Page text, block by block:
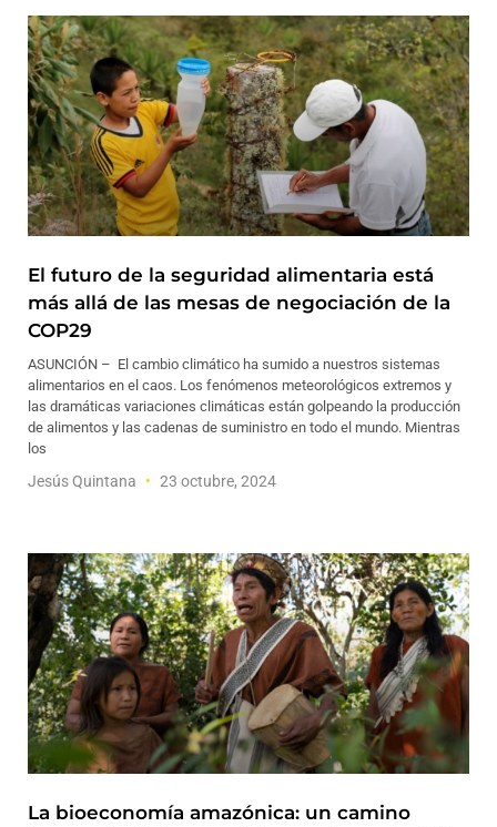
El futuro de la seguridad alimentaria está
más allá de las mesas de negociación de la
COP29
ASUNCIÓN – El cambio climático ha sumido a nuestros sistemas
alimentarios en el caos. Los fenómenos meteorológicos extremos y
las dramáticas variaciones climáticas están golpeando la producción
de alimentos y las cadenas de suministro en todo el mundo. Mientras
los
Jesús Quintana 23 octubre, 2024
La bioeconomía amazónica: un camino